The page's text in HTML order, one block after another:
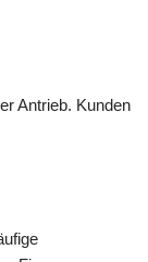
Antrieb. Kunden